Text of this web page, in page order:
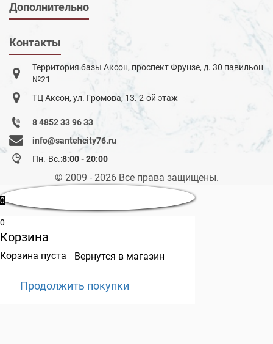
Дополнительно
Контакты
Территория базы Аксон, проспект Фрунзе, д. 30 павильон
№21
ТЦ Аксон, ул. Громова, 13. 2-ой этаж
8 4852 33 96 33
info@santehcity76.ru
Пн.-Вс.:8:00 - 20:00
© 2009 - 2026 Все права защищены.
0
0
Корзина
Корзина пуста Вернутся в магазин
Продолжить покупки